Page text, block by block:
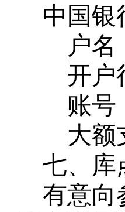
中国银
户名
开户
账号
大额
七、库
有意向